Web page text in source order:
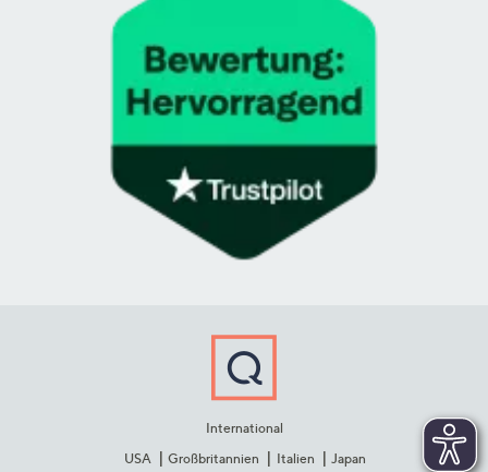
International
USA
Großbritannien Italien Japan